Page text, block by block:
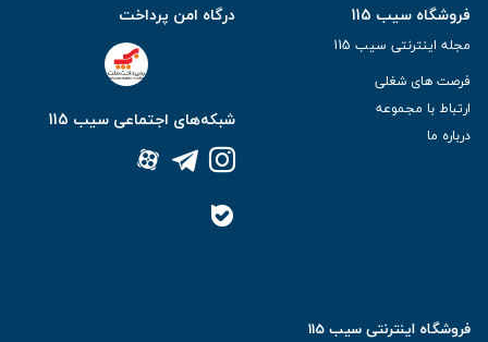
فروشگاه سیب 115
مجله اینترنتی سیب 115
فرصت های شغلی
ارتباط با مجموعه
درباره ما
درگاه امن پرداخت
شبکه‌های اجتماعی سیب 115
فروشگاه اینترنتی سیب 115